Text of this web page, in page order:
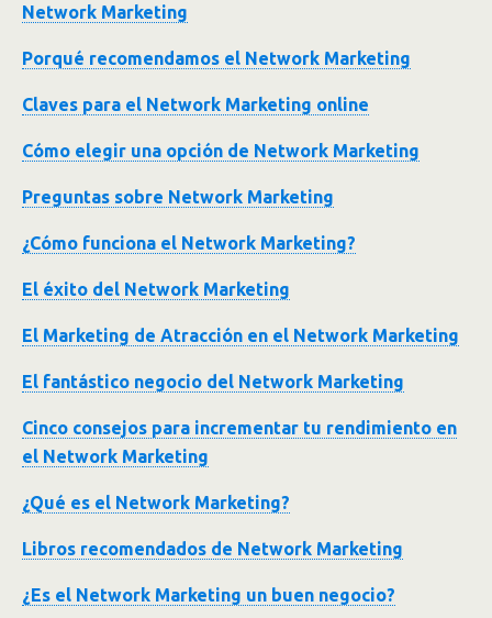
Network Marketing
Porqué recomendamos el Network Marketing
Claves para el Network Marketing online
Cómo elegir una opción de Network Marketing
Preguntas sobre Network Marketing
¿Cómo funciona el Network Marketing?
El éxito del Network Marketing
El Marketing de Atracción en el Network Marketing
El fantástico negocio del Network Marketing
Cinco consejos para incrementar tu rendimiento en
el Network Marketing
¿Qué es el Network Marketing?
Libros recomendados de Network Marketing
¿Es el Network Marketing un buen negocio?